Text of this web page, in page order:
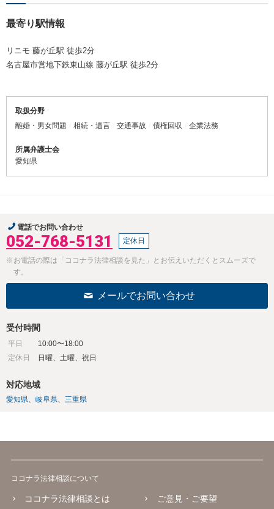
最寄り駅情報
リニモ 藤が丘駅 徒歩2分
名古屋市営地下鉄東山線 藤が丘駅 徒歩2分
取扱分野
離婚・男女問題
相続・遺言 交通事故 債権回収 企業法務
所属弁護士会
愛知県
電話でお問い合わせ
052-768-5131 定休日
※お電話の際は「ココナラ法律相談を見た」とお伝えいただくとスムーズで
す。
メールでお問い合わせ
受付時間
平日
10:00〜18:00
定休日
日曜、土曜、祝日
対応地域
愛知県 岐阜県 三重県
ココナラ法律相談について
ココナラ法律相談とは ご意見・ご要望